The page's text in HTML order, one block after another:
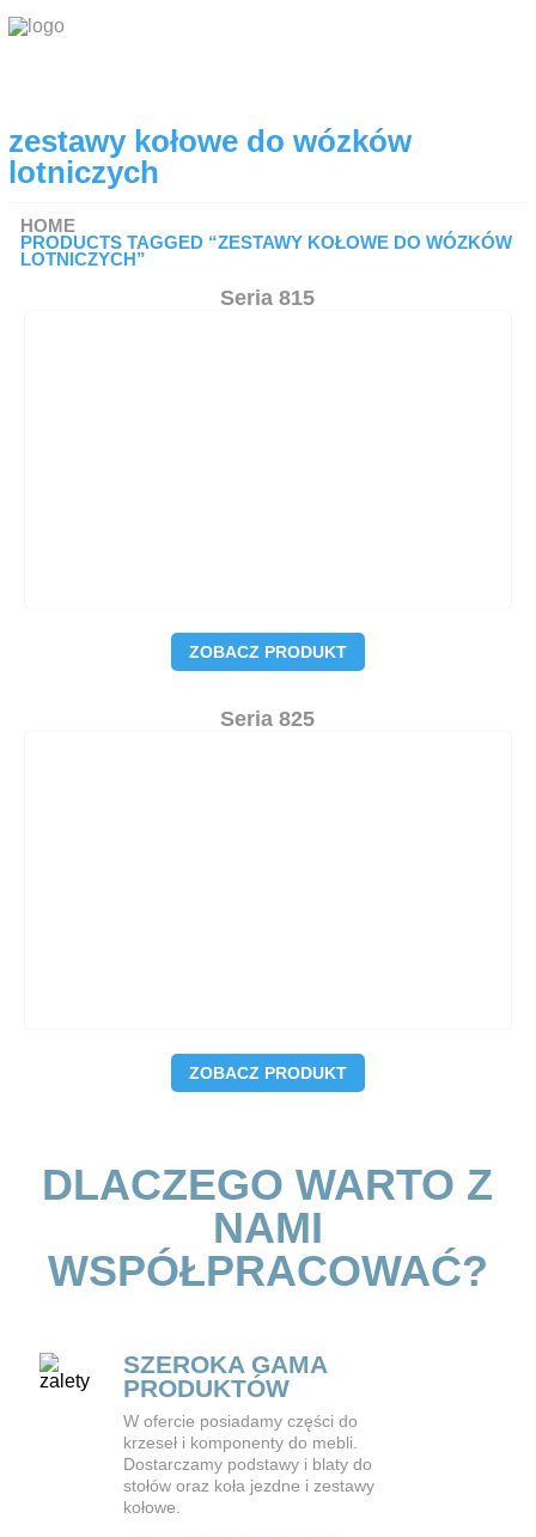
PRODUKTY
Koła i zestawy kołowe
Komponenty do krzeseł
Podstawy do stołów
zestawy kołowe do wózków
lotniczych
HOME
PRODUCTS TAGGED “ZESTAWY KOŁOWE DO WÓZKÓW
LOTNICZYCH”
Seria 815
ZOBACZ PRODUKT
Seria 825
ZOBACZ PRODUKT
DLACZEGO WARTO Z
NAMI
WSPÓŁPRACOWAĆ?
SZEROKA GAMA
PRODUKTÓW
W ofercie posiadamy części do
krzeseł i komponenty do mebli.
Dostarczamy podstawy i blaty do
stołów oraz koła jezdne i zestawy
kołowe.